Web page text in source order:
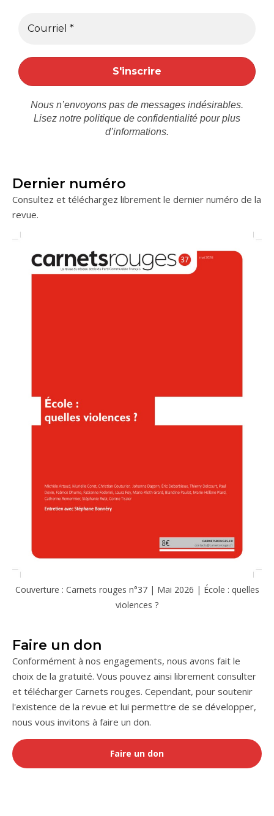
Nous n’envoyons pas de messages indésirables.
Lisez notre politique de confidentialité pour plus
d’informations.
Dernier numéro
Consultez et téléchargez librement le dernier numéro de la
revue.
Couverture : Carnets rouges n°37 | Mai 2026 | École : quelles
violences ?
Faire un don
Conformément à nos engagements, nous avons fait le
choix de la gratuité. Vous pouvez ainsi librement consulter
et télécharger Carnets rouges. Cependant, pour soutenir
l'existence de la revue et lui permettre de se développer,
nous vous invitons à faire un don.
Faire un don